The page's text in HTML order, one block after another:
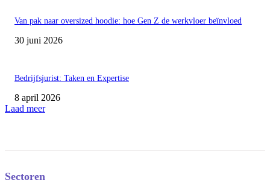
Van pak naar oversized hoodie: hoe Gen Z de werkvloer beïnvloed
30 juni 2026
Bedrijfsjurist: Taken en Expertise
8 april 2026
Laad meer
Sectoren